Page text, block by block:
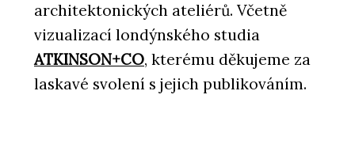
architektonických ateliérů. Včetně
vizualizací londýnského studia
ATKINSON+CO, kterému děkujeme za
laskavé svolení s jejich publikováním.